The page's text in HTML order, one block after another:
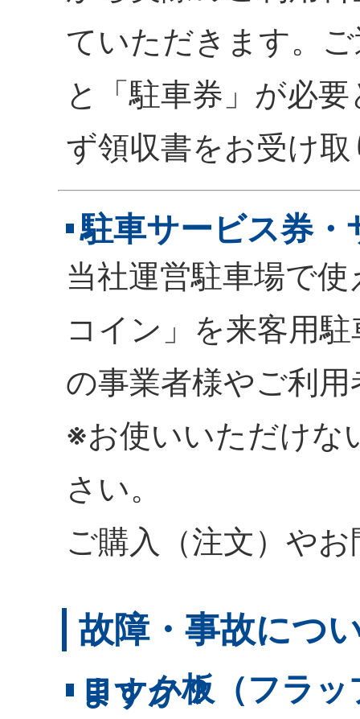
ていただきます。
と「駐車券」が必
ず領収書をお受け
駐車サービス券
当社運営駐車場で
コイン」を来客用
の事業者様やご利
※お使いいただけな
さい。
ご購入（注文）や
故障・事故につ
ロック板（フラ
ますか？